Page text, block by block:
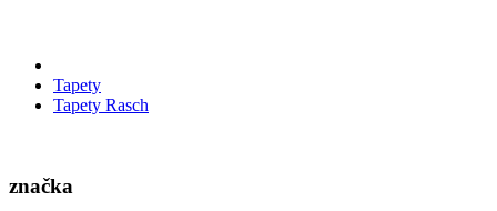
Tapety
Tapety Rasch
značka